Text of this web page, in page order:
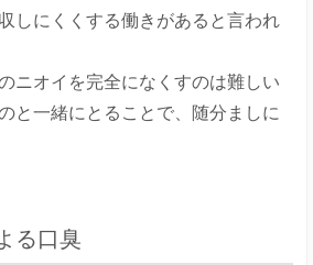
しにくくする働きがあると言われ
ニオイを完全になくすのは難しい
と一緒にとることで、随分ましに
る口臭